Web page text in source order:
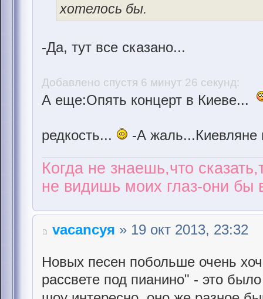
хотелось бы.
-Да, тут все сказано...
Добавлено спустя 6 минут 26 секунд:
А еще:Опять концерт в Киеве...
редкость... -А
Когда не знаешь,что
не видишь моих глаз-они бы
vacancyя » 19 окт 2013, 23:32
Новых песен побольше очень
рассвете под пианино" - это